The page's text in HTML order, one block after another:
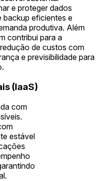
e proteger dados
backup eficientes e
produtiva. Além
contribui para a
de custos com
e previsibilidade para
(IaaS)
com
estável